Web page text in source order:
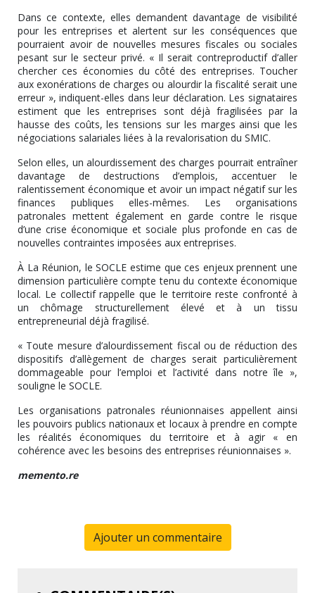
Dans ce contexte, elles demandent davantage de visibilité
pour les entreprises et alertent sur les conséquences que
pourraient avoir de nouvelles mesures fiscales ou sociales
pesant sur le secteur privé. « Il serait contreproductif d’aller
chercher ces économies du côté des entreprises. Toucher
aux exonérations de charges ou alourdir la fiscalité serait une
erreur », indiquent-elles dans leur déclaration. Les signataires
estiment que les entreprises sont déjà fragilisées par la
hausse des coûts, les tensions sur les marges ainsi que les
négociations salariales liées à la revalorisation du SMIC.
Selon elles, un alourdissement des charges pourrait entraîner
davantage de destructions d’emplois, accentuer le
ralentissement économique et avoir un impact négatif sur les
finances publiques elles-mêmes. Les organisations
patronales mettent également en garde contre le risque
d’une crise économique et sociale plus profonde en cas de
nouvelles contraintes imposées aux entreprises.
À La Réunion, le SOCLE estime que ces enjeux prennent une
dimension particulière compte tenu du contexte économique
local. Le collectif rappelle que le territoire reste confronté à
un chômage structurellement élevé et à un tissu
entrepreneurial déjà fragilisé.
« Toute mesure d’alourdissement fiscal ou de réduction des
dispositifs d’allègement de charges serait particulièrement
dommageable pour l’emploi et l’activité dans notre île »,
souligne le SOCLE.
Les organisations patronales réunionnaises appellent ainsi
les pouvoirs publics nationaux et locaux à prendre en compte
les réalités économiques du territoire et à agir « en
cohérence avec les besoins des entreprises réunionnaises ».
memento.re
Ajouter un commentaire